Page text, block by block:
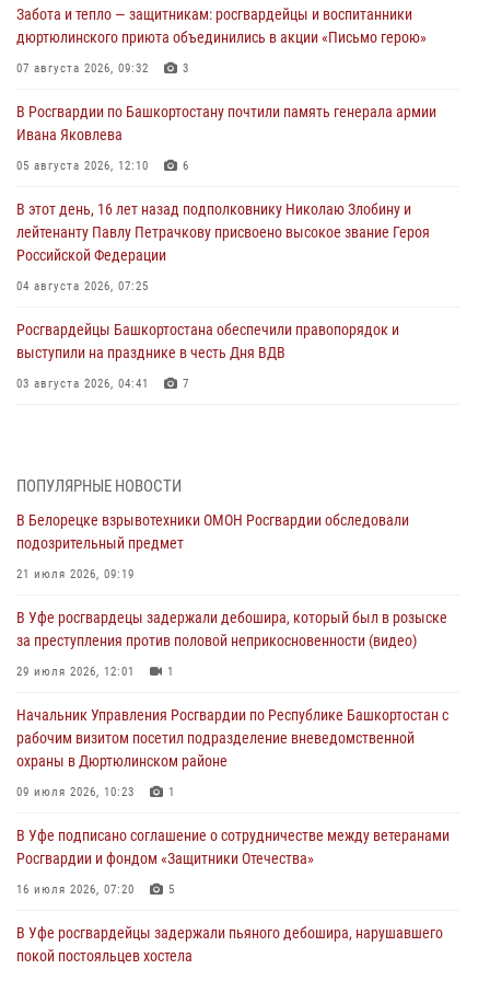
Забота и тепло — защитникам: росгвардейцы и воспитанники
дюртюлинского приюта объединились в акции «Письмо герою»
07 августа 2026, 09:32 3
В Росгвардии по Башкортостану почтили память генерала армии
Ивана Яковлева
05 августа 2026, 12:10 6
В этот день, 16 лет назад подполковнику Николаю Злобину и
лейтенанту Павлу Петрачкову присвоено высокое звание Героя
Российской Федерации
04 августа 2026, 07:25
Росгвардейцы Башкортостана обеспечили правопорядок и
выступили на празднике в честь Дня ВДВ
03 августа 2026, 04:41 7
03 августа 2026, 04:30 8
В Башкирии росгвардейцы провели волейбольный турнир на
открытом воздухе
03 августа 2026, 04:29
В Уфе росгвардейцы по горячим следам задержали
подозреваемого в открытом хищении из аптеки (видео)
03 августа 2026, 04:15
Начальник отделения учёта и комплектования Росгвардии
Башкортостана ответил на вопросы граждан
30 июля 2026, 12:54
за преступления против половой неприкосновенности (видео)
29 июля 2026, 12:01
ПОПУЛЯРНЫЕ НОВОСТИ
В Белорецке взрывотехники ОМОН Росгвардии обследовали
подозрительный предмет
21 июля 2026, 09:19
В Уфе росгвардецы задержали дебошира, который был в розыске
за преступления против половой неприкосновенности (видео)
29 июля 2026, 12:01 1
Начальник Управления Росгвардии по Республике Башкортостан с
рабочим визитом посетил подразделение вневедомственной
охраны в Дюртюлинском районе
09 июля 2026, 10:23 1
В Уфе подписано соглашение о сотрудничестве между ветеранами
Росгвардии и фондом «Защитники Отечества»
16 июля 2026, 07:20 5
В Уфе росгвардейцы задержали пьяного дебошира, нарушавшего
покой постояльцев хостела